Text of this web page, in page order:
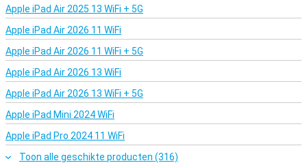
Apple iPad Air 2025 13 WiFi + 5G
Apple iPad Air 2026 11 WiFi
Apple iPad Air 2026 11 WiFi + 5G
Apple iPad Air 2026 13 WiFi
Apple iPad Air 2026 13 WiFi + 5G
Apple iPad Mini 2024 WiFi
Apple iPad Pro 2024 11 WiFi
Toon alle geschikte producten (316)